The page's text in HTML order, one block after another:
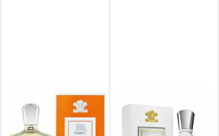
Eau de Parfum Viking
Cologne Eau De Parfum
Spray
Eau de Parfum Silver
Mountain, Glasflakon, Parfüm
EDP, Herrenduft